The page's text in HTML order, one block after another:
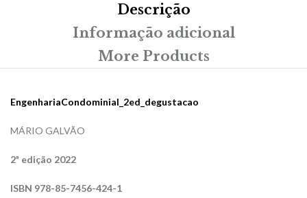
Descrição
Informação adicional
More Products
EngenhariaCondominial_2ed_degustacao
MÁRIO GALVÃO
2ª edição 2022
ISBN 978-85-7456-424-1